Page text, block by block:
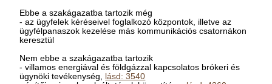
Ebbe a szakágazatba tartozik még
- az ügyfelek kéréseivel foglalkozó központok, illetve az
ügyfélpanaszok kezelése más kommunikációs csatornákon
keresztül
Nem ebbe a szakágazatba tartozik
- villamos energiával és földgázzal kapcsolatos brókeri és
ügynöki tevékenység, lásd: 3540